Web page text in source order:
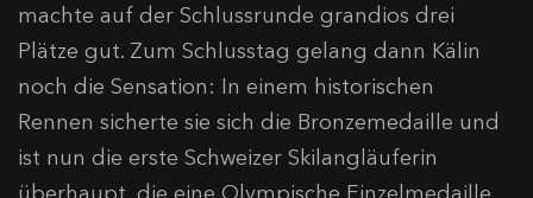
machte auf der Schlussrunde grandios drei
Plätze gut. Zum Schlusstag gelang dann Kälin
noch die Sensation: In einem historischen
Rennen sicherte sie sich die Bronzemedaille und
ist nun die erste Schweizer Skilangläuferin